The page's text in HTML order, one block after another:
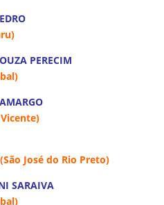
SOUZA PERECIM
CAMARGO
José do Rio Preto)
SARAIVA